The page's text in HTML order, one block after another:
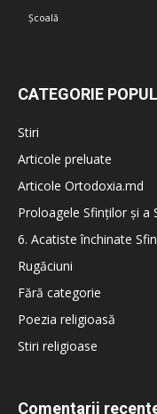
Școală
CATEGORIE
Stiri
Articole preluate
Articole Ortodoxia.md
Proloagele Sfinților și a
6. Acatiste închinate
Rugăciuni
Fără categorie
Poezia religioasă
Stiri religioase
Comentarii